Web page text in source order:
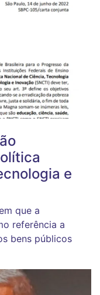
e
que a
referência a
bens públicos